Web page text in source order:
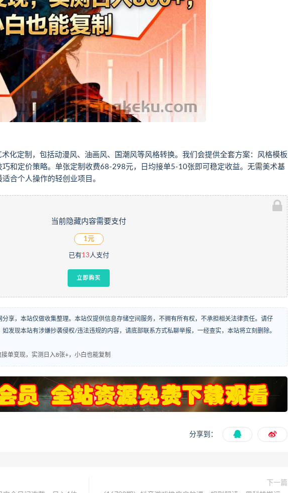
化定制，包括动漫风、油画风、国潮风等风格转换。我们会提供全套方案：风格模板
巧和定价策略。单张定制收费68-298元，日均接单5-10张即可稳定收益。无需美术基
合个人操作的轻创业项目。
当前隐藏内容需要支付
1元
已有13人支付
立即购买
享，本站仅做收集整理。本站仅提供信息存储空间服务，不拥有所有权，不承担相关法律责任。请仔
发现本站有涉嫌抄袭侵权/违法违规的内容，请底部联系方式私聊举报，一经查实，本站将立刻删除。
单变现，实测日入8张+，小白也能复制
分享到：
下一篇